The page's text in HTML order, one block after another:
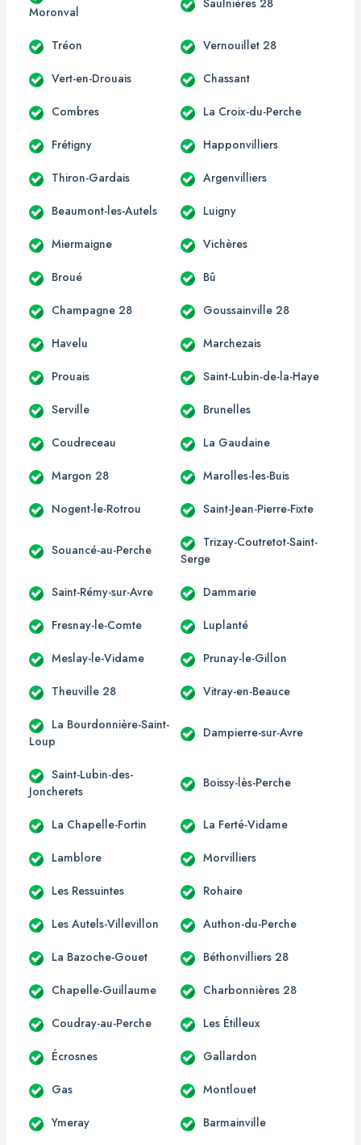
Moronval
Saulnières 28
Tréon Vernouillet 28
Vert-en-Drouais Chassant
Combres La Croix-du-Perche
Frétigny Happonvilliers
Thiron-Gardais Argenvilliers
Beaumont-les-Autels Luigny
Miermaigne Vichères
Broué Bû
Champagne 28 Goussainville 28
Havelu Marchezais
Prouais Saint-Lubin-de-la-Haye
Serville Brunelles
Coudreceau La Gaudaine
Margon 28 Marolles-les-Buis
Nogent-le-Rotrou Saint-Jean-Pierre-Fixte
Souancé-au-Perche
Trizay-Coutretot-Saint-
Serge
Saint-Rémy-sur-Avre Dammarie
Fresnay-le-Comte Luplanté
Meslay-le-Vidame Prunay-le-Gillon
Theuville 28 Vitray-en-Beauce
La Bourdonnière-Saint-
Loup
Dampierre-sur-Avre
Saint-Lubin-des-
Joncherets
Boissy-lès-Perche
La Chapelle-Fortin La Ferté-Vidame
Lamblore Morvilliers
Les Ressuintes Rohaire
Les Autels-Villevillon Authon-du-Perche
La Bazoche-Gouet Béthonvilliers 28
Chapelle-Guillaume Charbonnières 28
Coudray-au-Perche Les Étilleux
Écrosnes Gallardon
Gas Montlouet
Ymeray Barmainville